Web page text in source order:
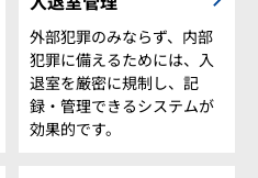
外部犯罪のみならず、内部
犯罪に備えるためには、入
退室を厳密に規制し、記
録・管理できるシステムが
効果的です。